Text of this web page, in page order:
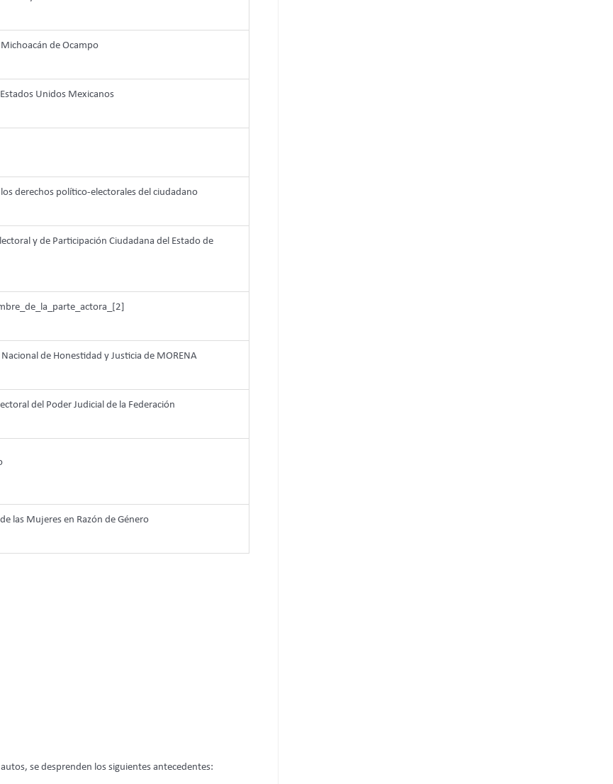
de Ocampo
Unidos Mexicanos
derechos político-electorales del ciudadano
y de Participación Ciudadana del Estado de
de Honestidad y Justicia de MORENA
del Poder Judicial de la Federación
las Mujeres en Razón de Género
se desprenden los siguientes antecedentes: